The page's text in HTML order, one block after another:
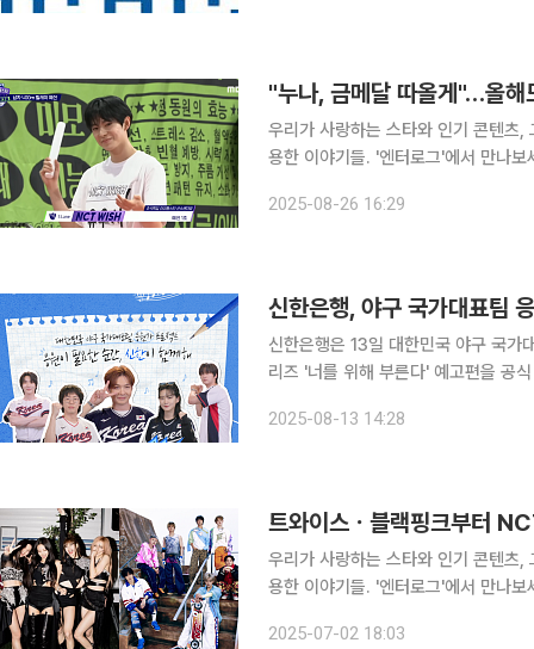
"누나, 금메달 따올게"…올
우리가 사랑하는 스타와 인기 콘텐츠
용한 이야기들. '엔터로그'에서 만나보세요. 기다려, 금메달 따올게. 결연한 한 마디, 올
는데요. 명절 예능의 터줏대감인 '아이
2025-08-26 16:29
신한은행, 야구 국가대표팀
신한은행은 13일 대한민국 야구 국가
리즈 '너를 위해 부른다' 예고편을 공식 유튜브
룹 BTOB 멤버 이창섭과 밴드 터치
2025-08-13 14:28
우리가 사랑하는 스타와 인기 콘텐츠
용한 이야기들. '엔터로그'에서 만나보세요. 가요계의 치열한 계절이 돌아왔습니다. 여
2025-07-02 18:03